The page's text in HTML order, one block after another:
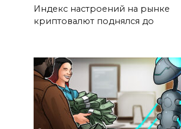
Индекс настроений на рынке
криптовалют поднялся до